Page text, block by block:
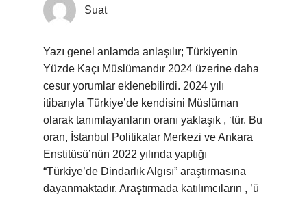
Suat
Yazı genel anlamda anlaşılır; Türkiyenin
Yüzde Kaçı Müslümandır 2024 üzerine daha
cesur yorumlar eklenebilirdi. 2024 yılı
itibarıyla Türkiye’de kendisini Müslüman
olarak tanımlayanların oranı yaklaşık , ‘tür. Bu
oran, İstanbul Politikalar Merkezi ve Ankara
Enstitüsü’nün 2022 yılında yaptığı
“Türkiye’de Dindarlık Algısı” araştırmasına
dayanmaktadır. Araştırmada katılımcıların , ’ü